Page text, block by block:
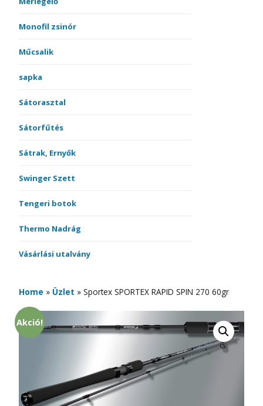
Monofil zsinór
Műcsalik
sapka
Sátorasztal
Sátorfűtés
Sátrak, Ernyők
Swinger Szett
Tengeri botok
Thermo Nadrág
Vásárlási utalvány
Home » Üzlet » Sportex SPORTEX RAPID SPIN 270 60gr
Akció!